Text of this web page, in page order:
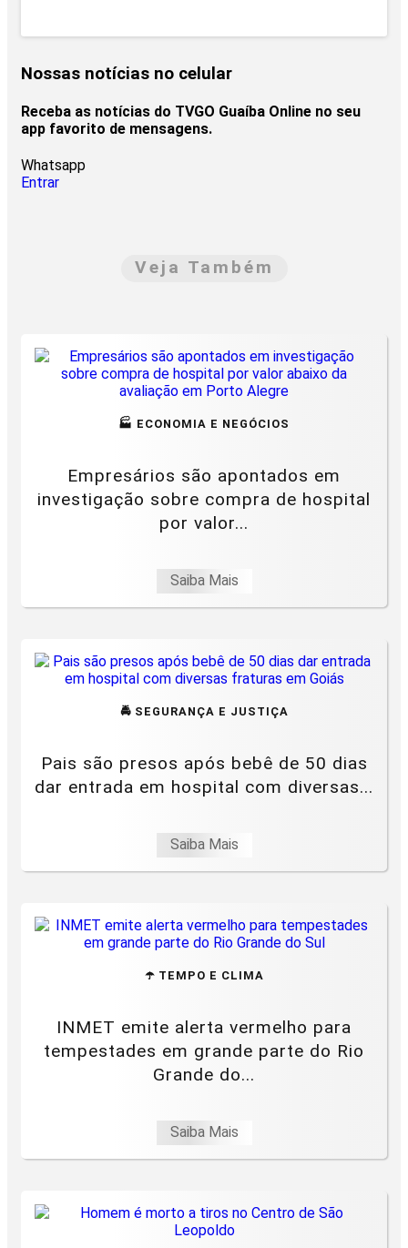
Nossas notícias no celular
Receba as notícias do TVGO Guaíba Online no seu
app favorito de mensagens.
Whatsapp
Entrar
Veja Também
🏭 ECONOMIA E NEGÓCIOS
Empresários são apontados em
investigação sobre compra de hospital
por valor...
Saiba Mais
🚔 SEGURANÇA E JUSTIÇA
Pais são presos após bebê de 50 dias
dar entrada em hospital com diversas...
Saiba Mais
☂️ TEMPO E CLIMA
INMET emite alerta vermelho para
tempestades em grande parte do Rio
Grande do...
Saiba Mais